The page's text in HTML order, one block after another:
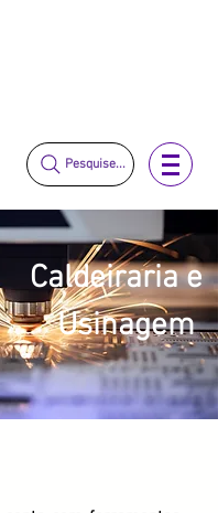
Pesquise...
Caldeiraria e
Usinagem